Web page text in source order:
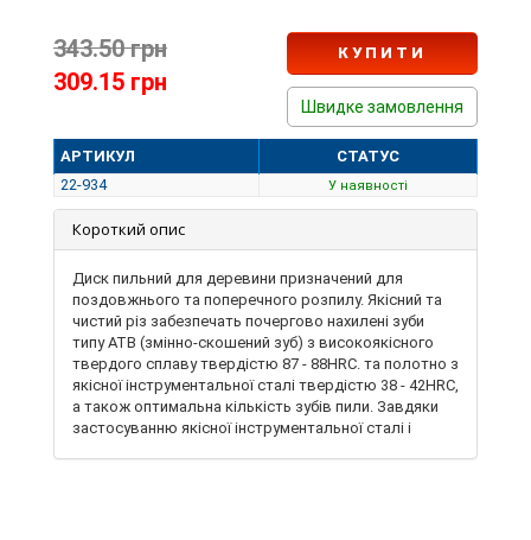
343.50 грн
309.15 грн
Швидке замовлення
КУПИТИ
АРТИКУЛ
СТАТУС
22-934
У наявності
Короткий опис
Диск пильний для деревини призначений для
поздовжнього та поперечного розпилу. Якісний та
чистий різ забезпечать почергово нахилені зуби
типу ATB (змінно-скошений зуб) з високоякісного
твердого сплаву твердістю 87 - 88HRC. та полотно з
якісної інструментальної сталі твердістю 38 - 42HRC,
а також оптимальна кількість зубів пили. Завдяки
застосуванню якісної інструментальної сталі і